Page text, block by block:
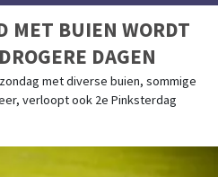
MET BUIEN WORDT
DAGEN
met diverse buien, sommige
verloopt ook 2e Pinksterdag